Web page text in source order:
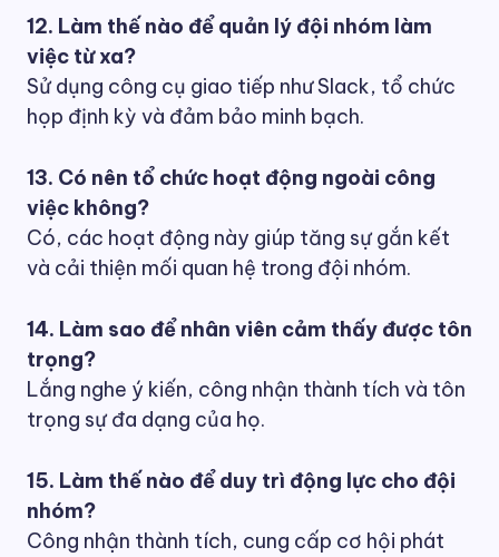
12. Làm thế nào để quản lý đội nhóm làm
việc từ xa?
Sử dụng công cụ giao tiếp như Slack, tổ chức
họp định kỳ và đảm bảo minh bạch.
13. Có nên tổ chức hoạt động ngoài công
việc không?
Có, các hoạt động này giúp tăng sự gắn kết
và cải thiện mối quan hệ trong đội nhóm.
14. Làm sao để nhân viên cảm thấy được tôn
trọng?
Lắng nghe ý kiến, công nhận thành tích và tôn
trọng sự đa dạng của họ.
15. Làm thế nào để duy trì động lực cho đội
nhóm?
Công nhận thành tích, cung cấp cơ hội phát